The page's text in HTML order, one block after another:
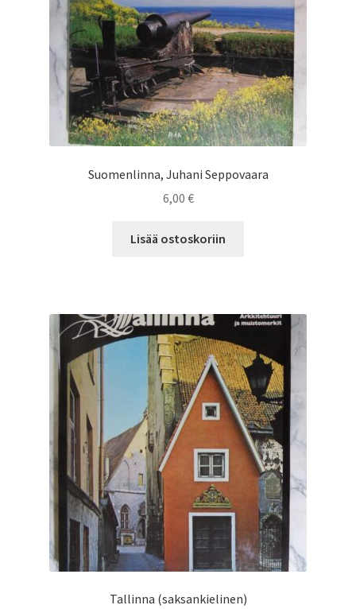
Suomenlinna, Juhani Seppovaara
6,00 €
Lisää ostoskoriin
Tallinna (saksankielinen)